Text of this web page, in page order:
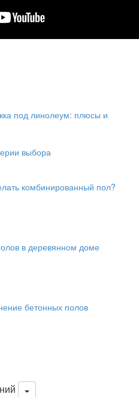
под линолеум: плюсы и
выбора
комбинированный пол?
в деревянном доме
бетонных полов